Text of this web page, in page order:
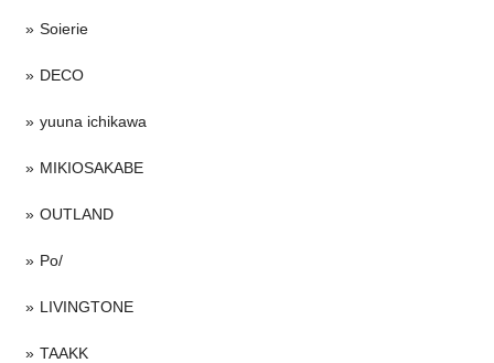
Soierie
DECO
yuuna ichikawa
MIKIOSAKABE
OUTLAND
Po/
LIVINGTONE
TAAKK